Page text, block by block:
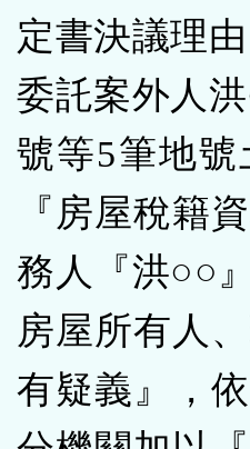
定書決議理
委託案外人
號等5筆地
『房屋稅籍
務人『洪○○
房屋所有人
有疑義』，